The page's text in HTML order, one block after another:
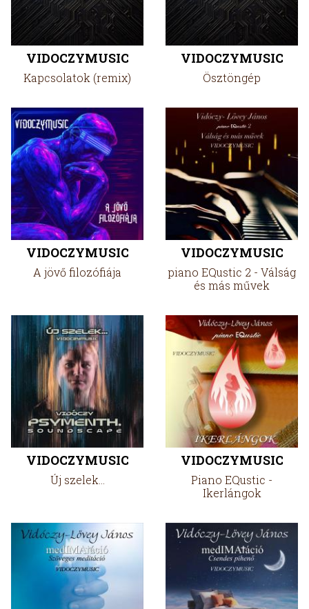
VIDOCZYMUSIC
Kapcsolatok (remix)
VIDOCZYMUSIC
Ösztöngép
VIDOCZYMUSIC
A jövő filozófiája
VIDOCZYMUSIC
piano EQustic 2 - Válság
és más művek
VIDOCZYMUSIC
Új szelek...
VIDOCZYMUSIC
Piano EQustic -
Ikerlángok